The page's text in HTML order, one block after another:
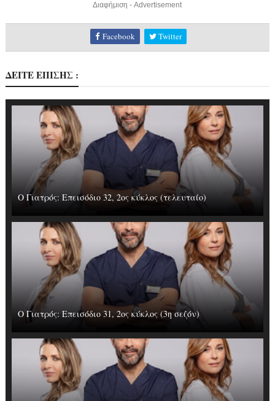
Διαφήμιση - Advertisement
Facebook Twitter
ΔΕΙΤΕ ΕΠΙΣΗΣ :
Ο Γιατρός: Επεισόδιο 32, 2ος κύκλος (τελευταίο)
Ο Γιατρός: Επεισόδιο 31, 2ος κύκλος (3η σεζόν)